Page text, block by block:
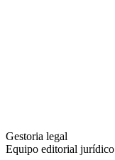
Gestoria legal
Equipo editorial jurídico